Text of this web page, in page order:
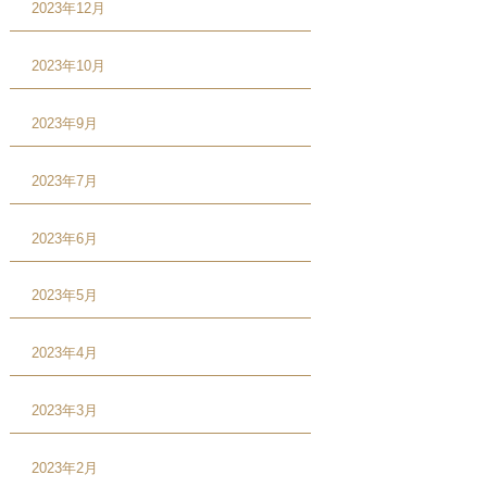
2023年12月
2023年10月
2023年9月
2023年7月
2023年6月
2023年5月
2023年4月
2023年3月
2023年2月